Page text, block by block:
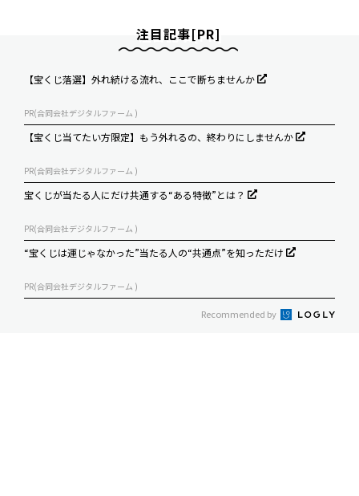
注目記事[PR]
【宝くじ落選】外れ続ける流れ、ここで断ちませんか
PR(合同会社デジタルファーム )
【宝くじ当てたい方限定】もう外れるの、終わりにしませんか
PR(合同会社デジタルファーム )
宝くじが当たる人にだけ共通する“ある特徴”とは？
PR(合同会社デジタルファーム )
“宝くじは運じゃなかった”当たる人の“共通点”を知っただけ
PR(合同会社デジタルファーム )
Recommended by